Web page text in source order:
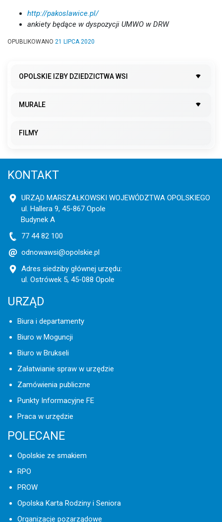
http://pakoslawice.pl/
ankiety będące w dyspozycji UMWO w DRW
OPUBLIKOWANO 21 LIPCA 2020
OPOLSKIE IZBY DZIEDZICTWA WSI
MURALE
FILMY
KONTAKT
URZĄD MARSZAŁKOWSKI WOJEWÓDZTWA OPOLSKIEGO
ul. Hallera 9, 45-867 Opole
Budynek A
77 44 82 100
odnowawsi@opolskie.pl
Adres siedziby głównej urzędu:
ul. Ostrówek 5, 45-088 Opole
URZĄD
Biura i departamenty
Biuro w Moguncji
Biuro w Brukseli
Załatwianie spraw w urzędzie
Zamówienia publiczne
Punkty Informacyjne FE
Praca w urzędzie
POLECANE
Opolskie ze smakiem
RPO
PROW
Opolska Karta Rodziny i Seniora
Organizacje pozarządowe